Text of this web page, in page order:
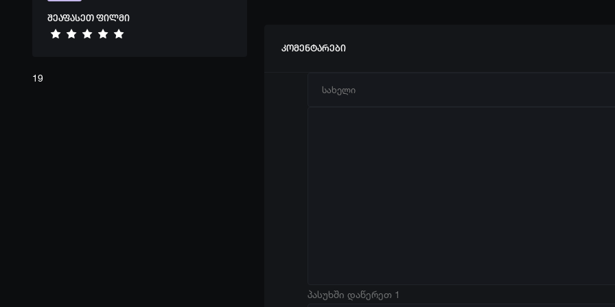
შეაფასეთ ფილმი
19
კომენტარები
პასუხში დაწერეთ 1